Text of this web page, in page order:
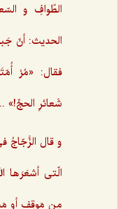
الطّوافِ و
الحدیث: أنّ
فقال: «مُرْ
شَعائرِ الحجِّ!»
و قال الزَّجّاجُ
الّتی أشعَرَها
مِن مَوقِف أو